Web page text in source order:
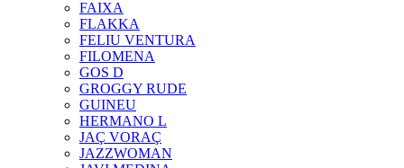
FAIXA
FLAKKA
FELIU VENTURA
FILOMENA
GOS D
GROGGY RUDE
GUINEU
HERMANO L
JAÇ VORAÇ
JAZZWOMAN